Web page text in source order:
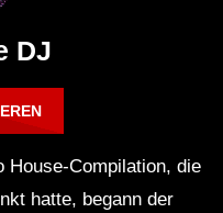
DJ
House-Compilation, die
hatte, begann der